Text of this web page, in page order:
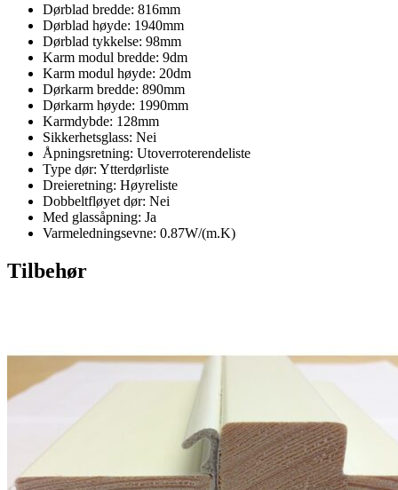
Dørblad bredde: 816mm
Dørblad høyde: 1940mm
Dørblad tykkelse: 98mm
Karm modul bredde: 9dm
Karm modul høyde: 20dm
Dørkarm bredde: 890mm
Dørkarm høyde: 1990mm
Karmdybde: 128mm
Sikkerhetsglass: Nei
Åpningsretning: Utoverroterendeliste
Type dør: Ytterdørliste
Dreieretning: Høyreliste
Dobbeltfløyet dør: Nei
Med glassåpning: Ja
Varmeledningsevne: 0.87W/(m.K)
Tilbehør